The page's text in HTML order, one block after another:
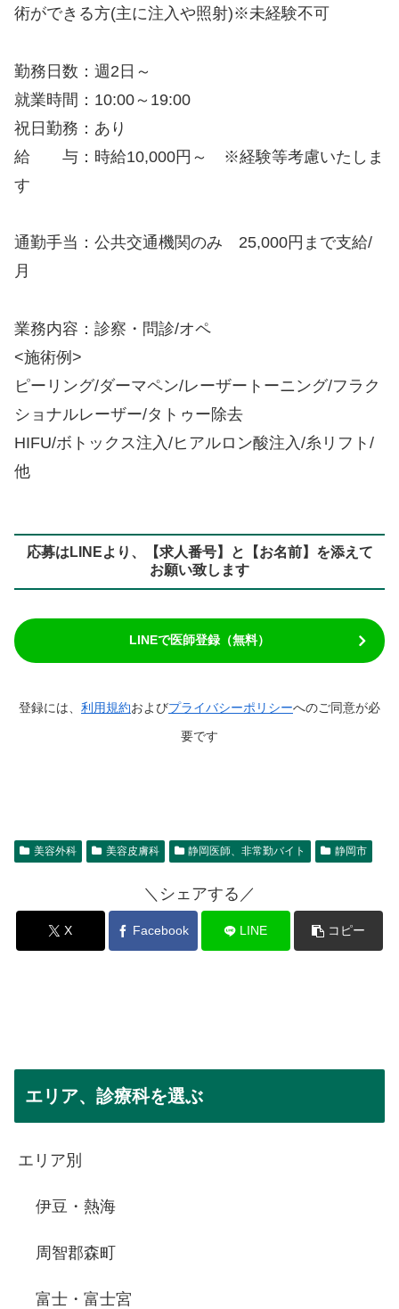
術ができる方(主に注入や照射)※未経験不可
勤務日数：週2日～
就業時間：10:00～19:00
祝日勤務：あり
給 与：時給10,000円～ ※経験等考慮いたしま
す
通勤手当：公共交通機関のみ 25,000円まで支給/
月
業務内容：診察・問診/オペ
<施術例>
ピーリング/ダーマペン/レーザートーニング/フラク
ショナルレーザー/タトゥー除去
HIFU/ボトックス注入/ヒアルロン酸注入/糸リフト/
他
応募はLINEより、【求人番号】と【お名前】を添えて
お願い致します
LINEで医師登録（無料）
登録には、 利用規約およびプライバシーポリシーへのご同意が必
要です
美容外科 美容皮膚科 静岡医師、非常勤バイト 静岡市
＼シェアする／
X Facebook LINE コピー
エリア、診療科を選ぶ
エリア別
伊豆・熱海
周智郡森町
富士・富士宮